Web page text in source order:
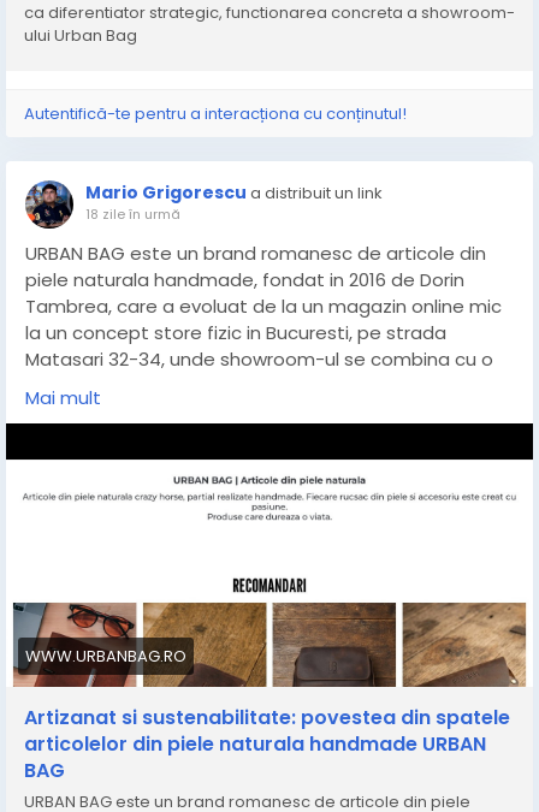
https://www.urbanbag.ro/blog/brand-story/urban-
ca diferentiator strategic, functionarea concreta a showroom-
ului Urban Bag
Autentifică-te pentru a interacționa cu conținutul!
Mario Grigorescu a distribuit un link
18 zile în urmă
URBAN BAG este un brand romanesc de articole din
piele naturala handmade, fondat in 2016 de Dorin
Tambrea, care a evoluat de la un magazin online mic
la un concept store fizic in Bucuresti, pe strada
Matasari 32-34, unde showroom-ul se combina cu o
cafenea si cu ateliere saptamanale de coasere
deschise publicului. Brandul produce rucsacuri, genti,
pentru ochelari si alte accesorii din piele naturala,
cusute manual, in mare parte in Romania. Din 2022,
aproximativ 50% din productia URBAN BAG este
https://www.urbanbag.ro/blog/artizanat/artizanat-
sustenabilitate-piele-naturala-handmade-urban-
bag
Mai mult
WWW.URBANBAG.RO
Artizanat si sustenabilitate: povestea din spatele
articolelor din piele naturala handmade URBAN
BAG
URBAN BAG este un brand romanesc de articole din piele